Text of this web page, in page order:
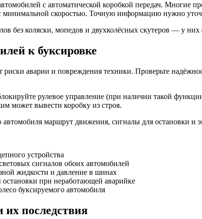
с автоматической коробкой передач. Многие
минимальной скоростью. Точную информацию нужно
без коляски, мопедов и двухколёсных скутеров — у них
к буксировке
риски аварии и повреждения техники. Проверьте
рулевое управление (при наличии такой
может вывести коробку из строя.
автомобиля маршрут движения, сигналы для остановки
устройства
сигналов обоих автомобилей
жидкости и давление в шинах
остановки при неработающей аварийке
буксируемого автомобиля
последствия